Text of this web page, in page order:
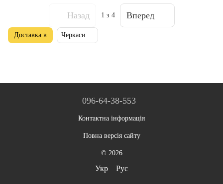
Назад 1 з 4 Вперед
Доставка в Черкаси
096-64-38-553
Контактна інформація
Повна версія сайту
© 2026
Укр Рус